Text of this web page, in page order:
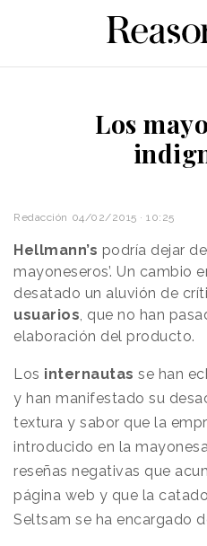
Los
Redacción 04/02/2015 · 10:25
Hellmann’s podría dejar
mayoneseros’. Un cambio
desatado un aluvión de
usuarios , que no han
elaboración del producto.
Los internautas se han
y han manifestado su
textura y sabor que la
introducido en la
reseñas negativas que
página web y que la
Seltsam se ha encargado